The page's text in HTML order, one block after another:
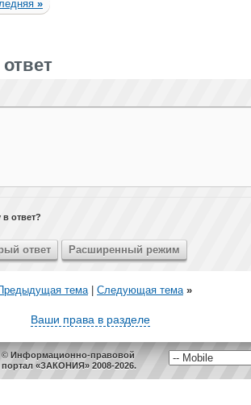
»
в ответ?
тема| Следующая тема »
Ваши права в разделе
© Информационно-правовой
портал «ЗАКОНИЯ» 2008-2026.